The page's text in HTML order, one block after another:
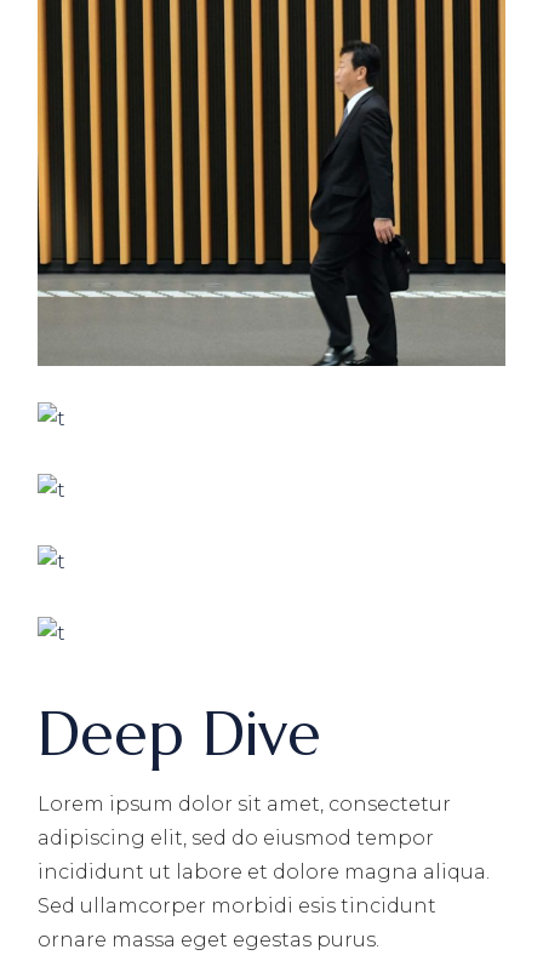
Deep Dive
Lorem ipsum dolor sit amet, consectetur
adipiscing elit, sed do eiusmod tempor
incididunt ut labore et dolore magna aliqua.
Sed ullamcorper morbidi esis tincidunt
ornare massa eget egestas purus.